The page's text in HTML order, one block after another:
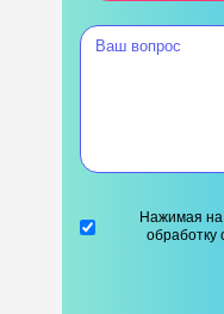
Нажимая на
обработку